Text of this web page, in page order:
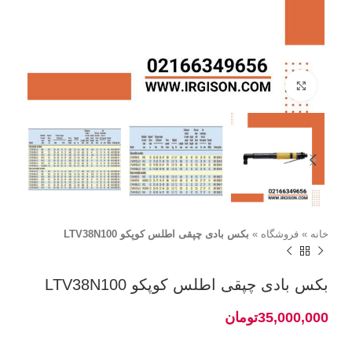
برای بزرگنمایی کلیک کنید
خانه » فروشگاه » بکس بادی چپقی اطلس کوپکو LTV38N100
بکس بادی چپقی اطلس کوپکو LTV38N100
تومان